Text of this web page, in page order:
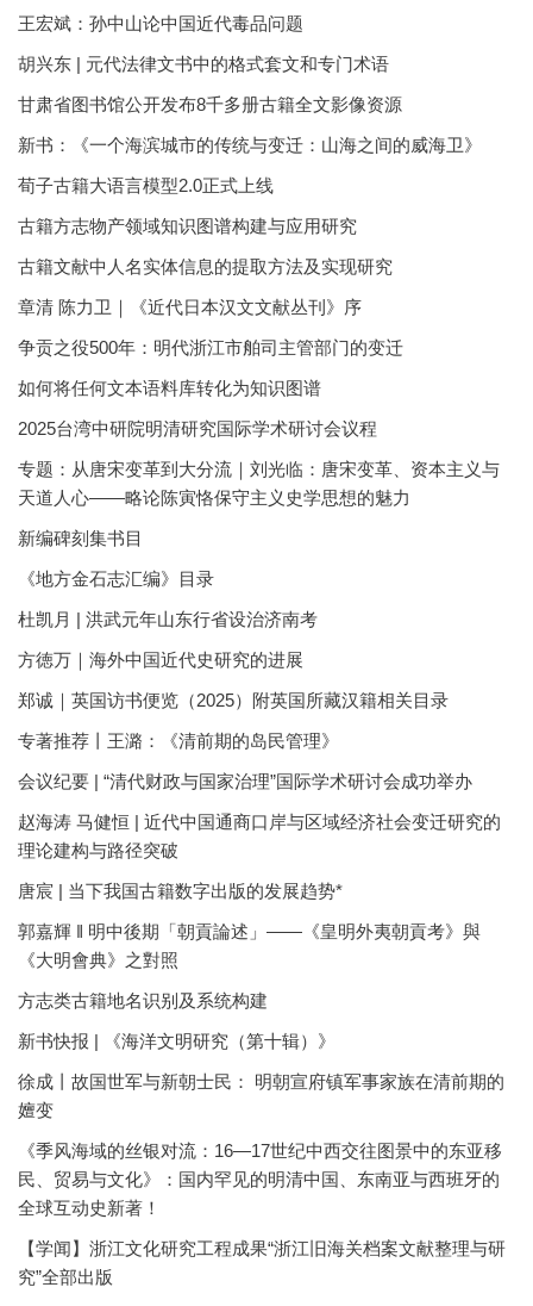
王宏斌：孙中山论中国近代毒品问题
胡兴东 | 元代法律文书中的格式套文和专门术语
甘肃省图书馆公开发布8千多册古籍全文影像资源
新书：《一个海滨城市的传统与变迁：山海之间的威海卫》
荀子古籍大语言模型2.0正式上线
古籍方志物产领域知识图谱构建与应用研究
古籍文献中人名实体信息的提取方法及实现研究
章清 陈力卫｜《近代日本汉文文献丛刊》序
争贡之役500年：明代浙江市舶司主管部门的变迁
如何将任何文本语料库转化为知识图谱
2025台湾中研院明清研究国际学术研讨会议程
专题：从唐宋变革到大分流｜刘光临：唐宋变革、资本主义与
天道人心——略论陈寅恪保守主义史学思想的魅力
新编碑刻集书目
《地方金石志汇编》目录
杜凯月 | 洪武元年山东行省设治济南考
方徳万｜海外中国近代史研究的进展
郑诚｜英国访书便览（2025）附英国所藏汉籍相关目录
专著推荐丨王潞：《清前期的岛民管理》
会议纪要 | “清代财政与国家治理”国际学术研讨会成功举办
赵海涛 马健恒 | 近代中国通商口岸与区域经济社会变迁研究的
理论建构与路径突破
唐宸 | 当下我国古籍数字出版的发展趋势*
郭嘉輝 ‖ 明中後期「朝貢論述」——《皇明外夷朝貢考》與
《大明會典》之對照
方志类古籍地名识别及系统构建
新书快报 | 《海洋文明研究（第十辑）》
徐成丨故国世军与新朝士民： 明朝宣府镇军事家族在清前期的
嬗变
《季风海域的丝银对流：16—17世纪中西交往图景中的东亚移
民、贸易与文化》：国内罕见的明清中国、东南亚与西班牙的
全球互动史新著！
【学闻】浙江文化研究工程成果“浙江旧海关档案文献整理与研
究”全部出版